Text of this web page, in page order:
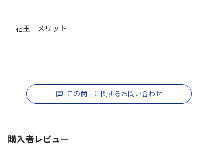
花王 メリット
この商品に関するお問い合わせ
購入者レビュー